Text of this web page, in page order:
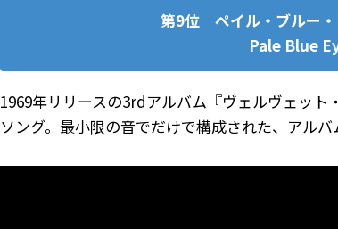
第9位 ペイル・ブルー・
Pale Blue
1969年リリースの3rdアルバム『ヴェルヴェッ
ソング。最小限の音でだけで構成された、アルバ